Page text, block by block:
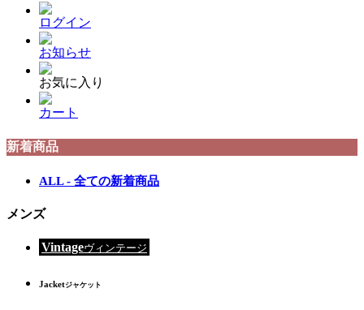
ログイン
お知らせ
お気に入り
カート
新着商品
ALL - 全ての新着商品
メンズ
Vintageヴィンテージ
Jacketジャケット